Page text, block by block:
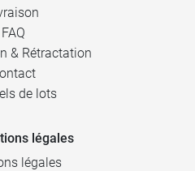
FAQ
& Rétractation
de lots
légales
légales